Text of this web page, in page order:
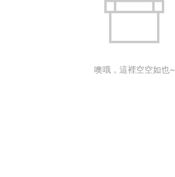
噢哦，這裡空空如也~